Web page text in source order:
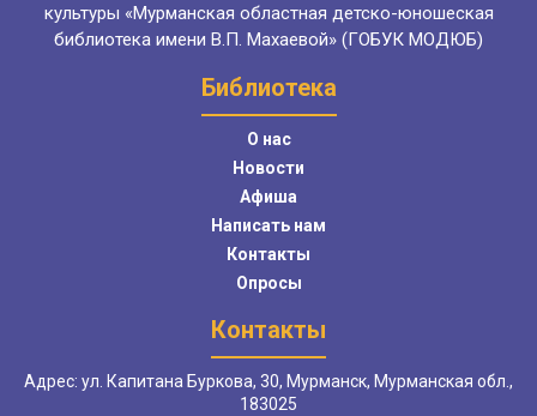
культуры «Мурманская областная детско-юношеская
библиотека имени В.П. Махаевой» (ГОБУК МОДЮБ)
Библиотека
О нас
Новости
Афиша
Написать нам
Контакты
Опросы
Контакты
Адрес: ул. Капитана Буркова, 30, Мурманск, Мурманская обл.,
183025